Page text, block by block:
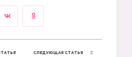
СЛЕДУЮЩАЯ СТАТЬЯ